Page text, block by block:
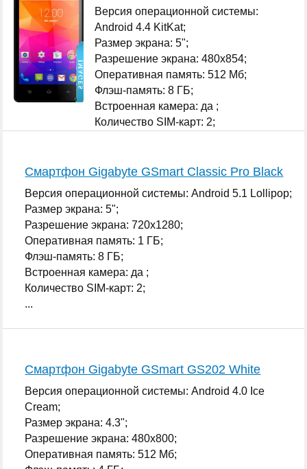
Версия операционной системы:
Android 4.4 KitKat;
Размер экрана: 5";
Разрешение экрана: 480x854;
Оперативная память: 512 Мб;
Флэш-память: 8 ГБ;
Встроенная камера: да ;
Количество SIM-карт: 2;
Смартфон Gigabyte GSmart Classic Pro Black
Версия операционной системы: Android 5.1 Lollipop;
Размер экрана: 5";
Разрешение экрана: 720x1280;
Оперативная память: 1 ГБ;
Флэш-память: 8 ГБ;
Встроенная камера: да ;
Количество SIM-карт: 2;
...
Смартфон Gigabyte GSmart GS202 White
Версия операционной системы: Android 4.0 Ice
Cream;
Размер экрана: 4.3";
Разрешение экрана: 480x800;
Оперативная память: 512 Мб;